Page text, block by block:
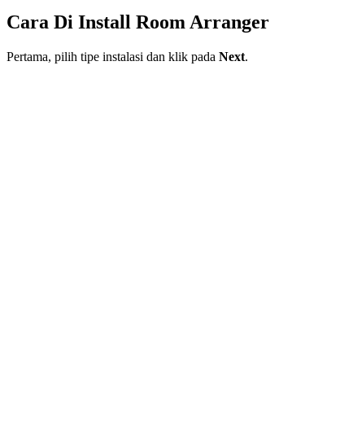
Cara Di Install Room Arranger
Pertama, pilih tipe instalasi dan klik pada Next.